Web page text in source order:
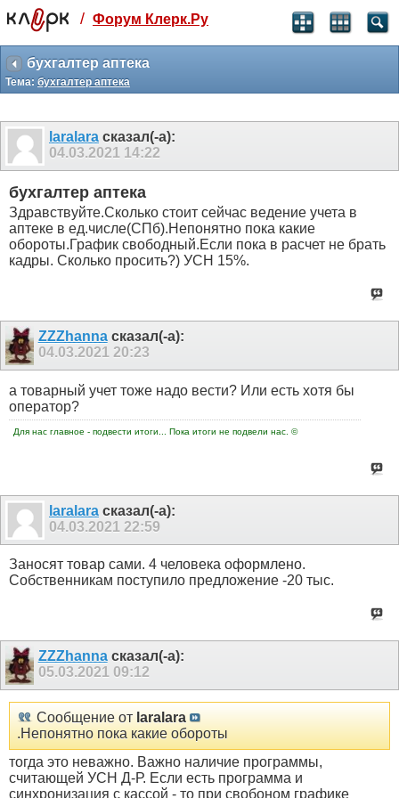
Святые угодники, Клерк без рекламы
прекрасен:)
месяц
3 месяца
259
₽
-10%
499 ₽
-15%
Отмена Оплатить
/ Форум Клерк.Ру
бухгалтер аптека
Тема: бухгалтер аптека
laralara сказал(-а):
04.03.2021 14:22
бухгалтер аптека
Здравствуйте.Сколько стоит сейчас ведение учета в
аптеке в ед.числе(СПб).Непонятно пока какие
обороты.График свободный.Если пока в расчет не брать
кадры. Сколько просить?) УСН 15%.
ZZZhannaсказал(-а):
04.03.2021 20:23
а товарный учет тоже надо вести? Или есть хотя бы
оператор?
Для нас главное - подвести итоги... Пока итоги не подвели нас. ©
laralara сказал(-а):
04.03.2021 22:59
Заносят товар сами. 4 человека оформлено.
Собственникам поступило предложение -20 тыс.
ZZZhannaсказал(-а):
05.03.2021 09:12
Сообщение от laralara
.Непонятно пока какие обороты
тогда это неважно. Важно наличие программы,
считающей УСН Д-Р. Если есть программа и
синхронизация с кассой - то при свобоном графике